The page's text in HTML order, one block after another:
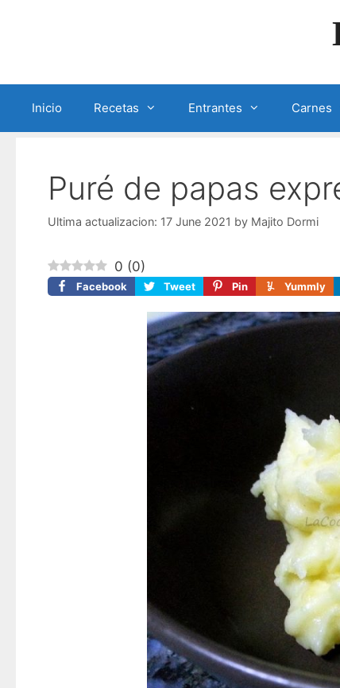
Inicio Recetas Entrantes Carnes
Puré de papas
17 June 2021 by Majito Dormi
0 (0)
Facebook Tweet Pin Yummly